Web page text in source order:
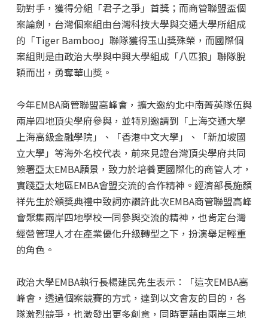
勁對手，獲得分組「君子之爭」首獎；而商管聯盟盃個
案論劍，台灣個案組由台灣科技大學與交通大學所組成
的「Tiger Bamboo」聯隊獲得玉山獎殊榮，而國際個
案組則是由政治大學與中興大學組成「八匹狼」聯隊脫
穎而出，勇奪華山獎。
今年EMBA商管聯盟高峰會，擴大邀約北中南菁英隊伍與
兩岸四地頂尖學府參與，並特別邀請到「上海交通大學
上海高級金融學院」、「香港中文大學」、「新加坡國
立大學」等海外名校代表，前來見證台灣頂尖學府共同
簽署亞太EMBA願景，致力於培養更國際化的商管人才，
實踐亞太地區EMBA會盟交流的合作精神。經濟部長施顏
祥先生於頒獎典禮中致詞亦讚許此次EMBA商管聯盟高峰
會聚集兩岸四地學校一同參與交流的精神，也肯定台灣
經營管理人才在產業優化升級轉型之下，扮演舉足輕重
的角色。
政治大學EMBA執行長楊建民先生表示：「這次EMBA高
峰會，透過個案競賽的方式，達到以文會友的目的，各
隊激烈競爭，也激發出更多創意，同時更藉由兩岸三地